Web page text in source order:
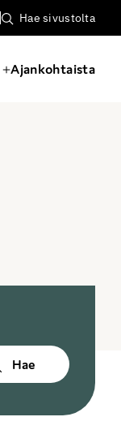
Hae sivustolta
Ajankohtaista
Hae